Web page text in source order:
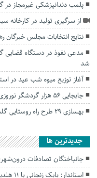
پلمب دندانپزشکی غیرمجاز در
از سرگیری تولید در کارخانه
نتایج انتخابات مجلس خبرگان
مدعی نفوذ در دستگاه قضایی
شد
آغاز توزیع میوه شب عید در
جابجایی ۵۶ هزار گردشگر نوروزی با شناور‌های بنادر گز و ترکمن
بهسازی ۲۹ طرح راه روستایی گلستان
جديدترين ها
جانباختگان تصادفات درون‌شهری گلستان ۱۷